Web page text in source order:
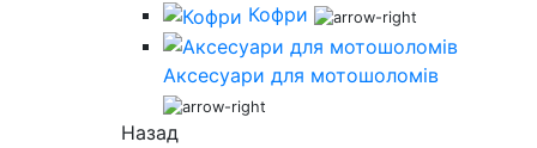
Кофри
Аксесуари для мотошоломів
Назад